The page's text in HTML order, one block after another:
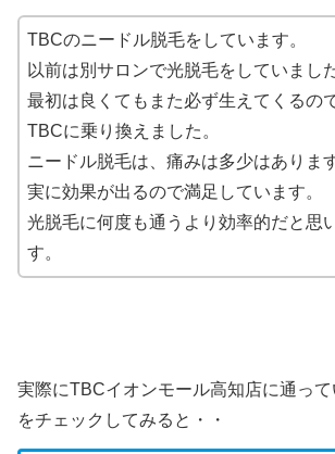
TBCのニードル脱毛をしています。
以前は別サロンで光脱毛をしていまし
最初は良くてもまた必ず生えてくるので
TBCに乗り換えました。
ニードル脱毛は、痛みは多少はありま
実に効果が出るので満足しています。
光脱毛に何度も通うより効率的だと思
す。
実際にTBCイオンモール高知店に通って
をチェックしてみると・・